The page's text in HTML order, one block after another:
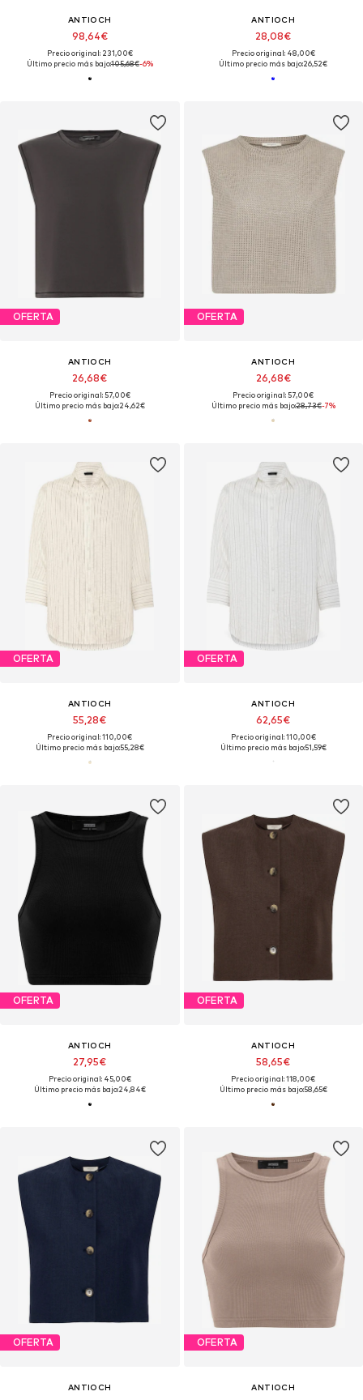
ANTIOCH
98,64€
Precio original: 231,00€
Último precio más bajo:105,68€-6%
ANTIOCH
28,08€
Precio original: 48,00€
Último precio más bajo:26,52€
OFERTA
ANTIOCH
26,68€
Precio original: 57,00€
Último precio más bajo:24,62€
OFERTA
ANTIOCH
26,68€
Precio original: 57,00€
Último precio más bajo:28,73€-7%
OFERTA
ANTIOCH
55,28€
Precio original: 110,00€
Último precio más bajo:55,28€
OFERTA
ANTIOCH
62,65€
Precio original: 110,00€
Último precio más bajo:51,59€
OFERTA
ANTIOCH
27,95€
Precio original: 45,00€
Último precio más bajo:24,84€
OFERTA
ANTIOCH
58,65€
Precio original: 118,00€
Último precio más bajo:58,65€
OFERTA
ANTIOCH
OFERTA
ANTIOCH